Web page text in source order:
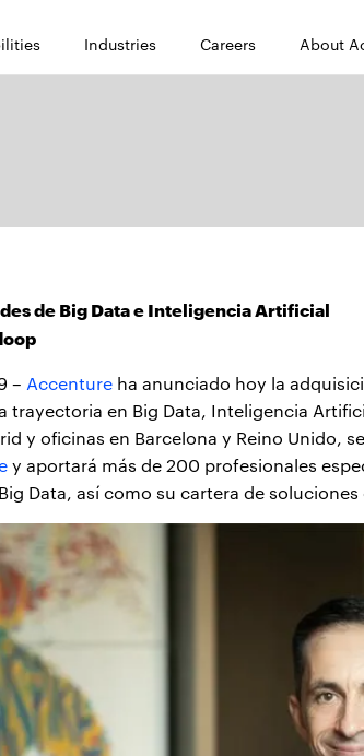
Industries Careers About
de Big Data e Inteligencia Artificial
– Accenture ha anunciado hoy la
trayectoria en Big Data, Inteligencia
y oficinas en Barcelona y Reino Unido,
y aportará más de 200 profesionales
Data, así como su cartera de